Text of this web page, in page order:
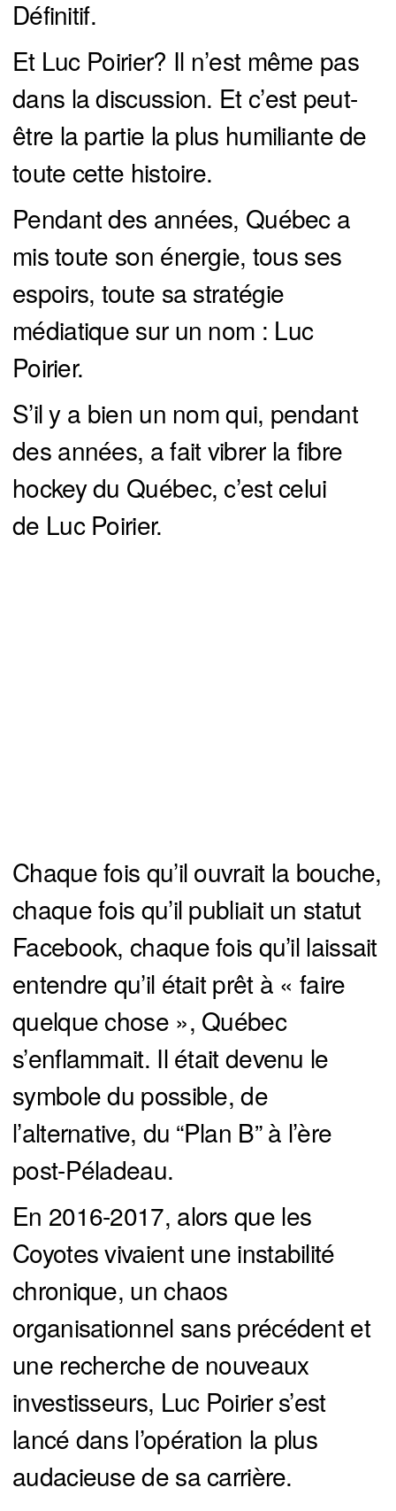
Définitif.
Et Luc Poirier? Il n’est même pas
dans la discussion. Et c’est peut-
être la partie la plus humiliante de
toute cette histoire.
Pendant des années, Québec a
mis toute son énergie, tous ses
espoirs, toute sa stratégie
médiatique sur un nom : Luc
Poirier.
S’il y a bien un nom qui, pendant
des années, a fait vibrer la fibre
hockey du Québec, c’est celui
de Luc Poirier.
Chaque fois qu’il ouvrait la bouche,
chaque fois qu’il publiait un statut
Facebook, chaque fois qu’il laissait
entendre qu’il était prêt à « faire
quelque chose », Québec
s’enflammait. Il était devenu le
symbole du possible, de
l’alternative, du “Plan B” à l’ère
post-Péladeau.
En 2016-2017, alors que les
Coyotes vivaient une instabilité
chronique, un chaos
organisationnel sans précédent et
une recherche de nouveaux
investisseurs, Luc Poirier s’est
lancé dans l’opération la plus
audacieuse de sa carrière.